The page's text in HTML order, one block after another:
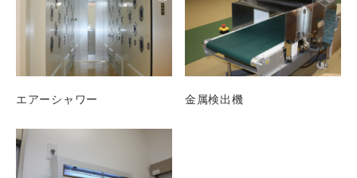
エアーシャワー 金属検出機